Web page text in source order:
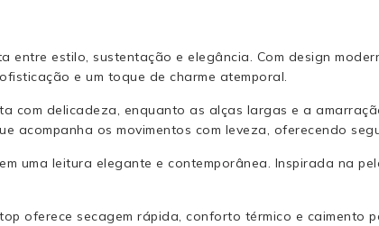
entre estilo, sustentação e elegância. Com design
e um toque de charme atemporal.
com delicadeza, enquanto as alças largas e a
acompanha os movimentos com leveza, oferecendo
uma leitura elegante e contemporânea. Inspirada na
oferece secagem rápida, conforto térmico e caimento